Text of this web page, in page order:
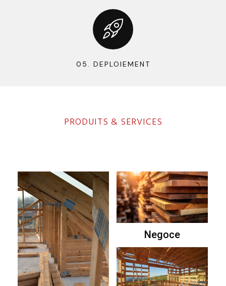
05. DEPLOIEMENT
PRODUITS & SERVICES
En Savoir plus
En savoir plus
Negoce
En savoir plus